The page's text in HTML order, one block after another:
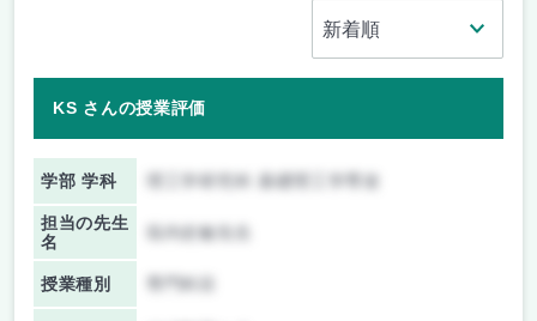
KS さんの授業評価
学部 学科
担当の先生
名
垣内史敏先生
授業種別